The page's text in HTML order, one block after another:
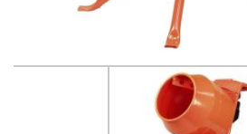
Laisvalaikio-Verslo įranga
Linoleumo klojimo įrankiai
Matavimo ir kontrolės įrankiai
Medžio pjovimo, frezavimo ir
Metalo pjovimo ir šlifavimo technika